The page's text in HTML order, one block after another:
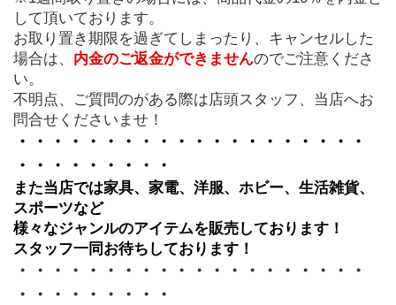
して頂いております。
お取り置き期限を過ぎてしまったり、キャンセルした
場合は、 内金のご返金ができませんのでご注意くださ
い。
不明点、ご質問のがある際は店頭スタッフ、当店へお
問合せくださいませ！
・・・・・・・・・・・・・・・・・・・・
・・・・・・・・・
また当店では家具、家電、洋服、ホビー、生活雑貨、
スポーツなど
様々なジャンルのアイテムを販売しております！
スタッフ一同お待ちしております！
・・・・・・・・・・・・・・・・・・・・
・・・・・・・・・